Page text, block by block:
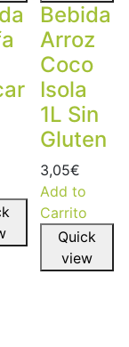
Bebida
Arroz
Coco
Isola
1L Sin
Gluten
3,05€
Add to
Carrito
Quick
view